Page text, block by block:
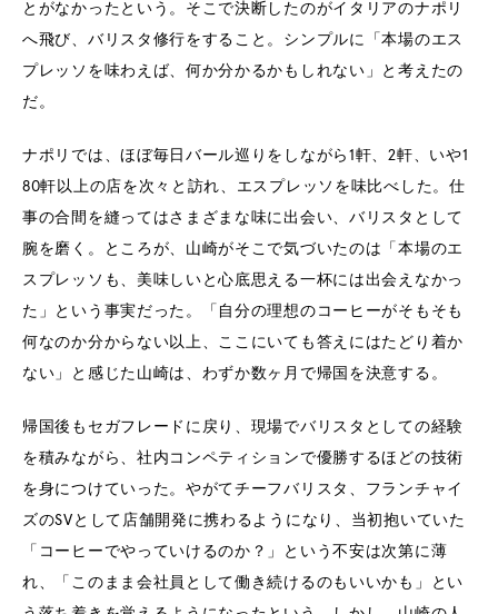
とがなかったという。そこで決断したのがイタリアのナポリ
へ飛び、バリスタ修行をすること。シンプルに「本場のエス
プレッソを味わえば、何か分かるかもしれない」と考えたの
だ。
ナポリでは、ほぼ毎日バール巡りをしながら1軒、2軒、いや1
80軒以上の店を次々と訪れ、エスプレッソを味比べした。仕
事の合間を縫ってはさまざまな味に出会い、バリスタとして
腕を磨く。ところが、山崎がそこで気づいたのは「本場のエ
スプレッソも、美味しいと心底思える一杯には出会えなかっ
た」という事実だった。「自分の理想のコーヒーがそもそも
何なのか分からない以上、ここにいても答えにはたどり着か
ない」と感じた山崎は、わずか数ヶ月で帰国を決意する。
帰国後もセガフレードに戻り、現場でバリスタとしての経験
を積みながら、社内コンペティションで優勝するほどの技術
を身につけていった。やがてチーフバリスタ、フランチャイ
ズのSVとして店舗開発に携わるようになり、当初抱いていた
「コーヒーでやっていけるのか？」という不安は次第に薄
れ、「このまま会社員として働き続けるのもいいかも」とい